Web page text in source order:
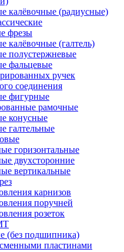
калёвочные (радиусные)
фрезы
калёвочные (галтель)
полустержневые
фальцевые
ручек
соединения
фигурные
рамочные
конусные
галтельные
горизонтальные
двухсторонние
вертикальные
карнизов
поручней
розеток
(без подшипника)
пластинами